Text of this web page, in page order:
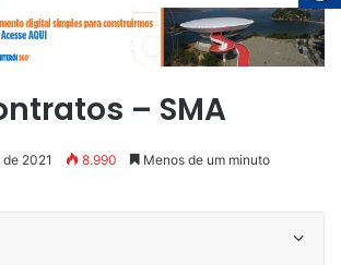
– SMA
2021 8.990 Menos de um minuto